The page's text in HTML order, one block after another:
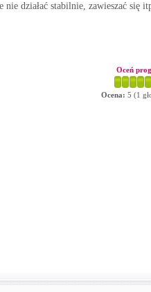
działać stabilnie, zawieszać się
Oceń
Ocena: 5 (1